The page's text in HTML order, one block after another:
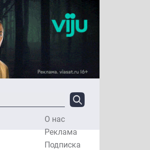
О нас
Реклама
Подписка